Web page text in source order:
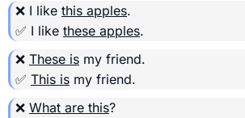
❌ I like this apples.
✅ I like these apples.
❌ These is my friend.
✅ This is my friend.
❌ What are this?